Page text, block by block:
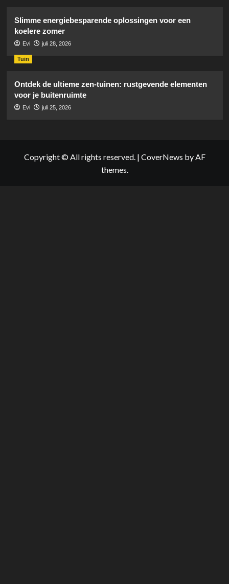
Slimme energiebesparende oplossingen voor een
koelere zomer
Evi juli 28, 2026
Tuin
Ontdek de ultieme zen-tuinen: rustgevende elementen
voor je buitenruimte
Evi juli 25, 2026
Copyright © All rights reserved. | CoverNews by AF
themes.